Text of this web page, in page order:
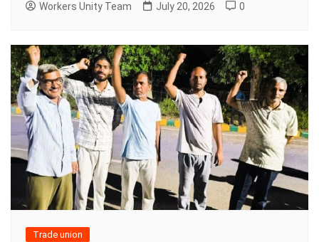
Workers Unity Team July 20, 2026 0
Trade union